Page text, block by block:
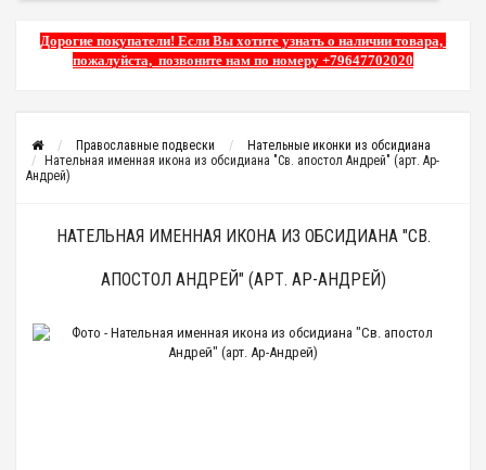
Дорогие покупатели! Если Вы хотите узнать о наличии товара,
пожалуйста, позвоните нам по номеру +79647702020
Православные подвески
Нательные иконки из обсидиана
Нательная именная икона из обсидиана "Св. апостол Андрей" (арт. Ар-
Андрей)
НАТЕЛЬНАЯ ИМЕННАЯ ИКОНА ИЗ ОБСИДИАНА "СВ.
АПОСТОЛ АНДРЕЙ" (АРТ. АР-АНДРЕЙ)